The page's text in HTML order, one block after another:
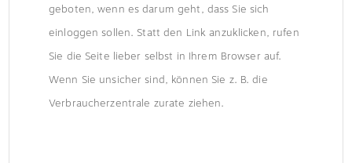
geboten, wenn es darum geht, dass Sie sich
einloggen sollen. Statt den Link anzuklicken, rufen
Sie die Seite lieber selbst in Ihrem Browser auf.
Wenn Sie unsicher sind, können Sie z. B. die
Verbraucherzentrale zurate ziehen.